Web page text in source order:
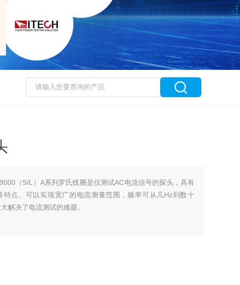
（S/L）A系列罗氏线圈是仅测试AC电流信号的探头，具有
特点。可以实现宽广的电流测量范围，频率可从几Hz到数十
解决了电流测试的难题。